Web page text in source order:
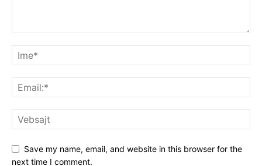
Save my name, email, and website in this browser for the
next time I comment.